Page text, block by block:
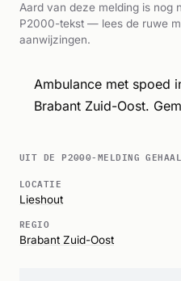
Aard van deze melding is nog
P2000-tekst — lees de ruwe
aanwijzingen.
Ambulance met spoed
Brabant Zuid-Oost.
UIT DE P2000-MELDING
LOCATIE
Lieshout
REGIO
Brabant Zuid-Oost